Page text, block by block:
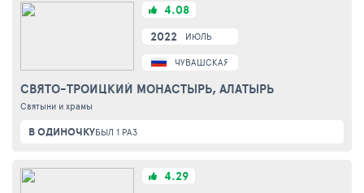
2022 ИЮЛЬ
ЧУВАШСКАЯ РЕСПУБЛИКА
СВЯТО-ТРОИЦКИЙ МОНАСТЫРЬ, АЛАТЫРЬ
Святыни и храмы
4.08
В ОДИНОЧКУБЫЛ 1 РАЗ
4.29